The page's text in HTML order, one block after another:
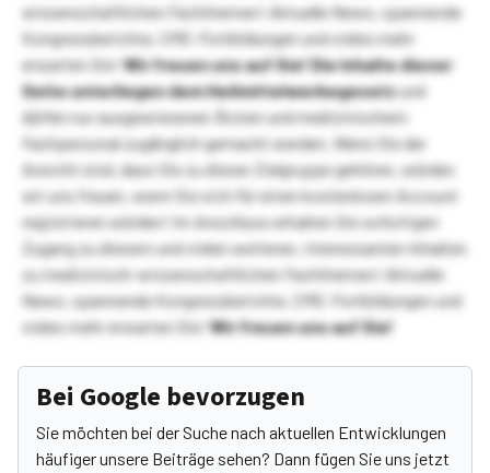
wissenschaftlichen Fachthemen! Aktuelle News, spannende
Kongressberichte, CME-Fortbildungen und vieles mehr
erwarten Sie!Wir freuen uns auf Sie!Die Inhalte dieser
Seite unterliegen dem Heilmittelwerbegesetzund
dürfen nur ausgewiesenen Ärzten und medizinischem
Fachpersonal zugänglich gemacht werden. Wenn Sie der
Ansicht sind, dass Sie zu dieser Zielgruppe gehören, würden
wir uns freuen, wenn Sie sich für einen kostenlosen Account
registrieren würden! Im Anschluss erhalten Sie sofortigen
Zugang zu diesem und vielen weiteren, interessanten Inhalten
zu medizinisch-wissenschaftlichen Fachthemen! Aktuelle
News, spannende Kongressberichte, CME-Fortbildungen und
vieles mehr erwarten Sie!Wir freuen uns auf Sie!
Bei Google bevorzugen
Sie möchten bei der Suche nach aktuellen Entwicklungen
häufiger unsere Beiträge sehen? Dann fügen Sie uns jetzt